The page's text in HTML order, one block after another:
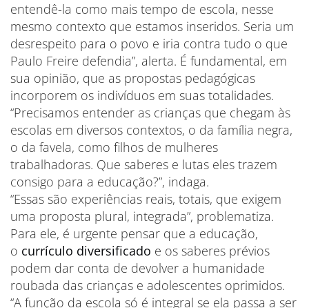
entendê-la como mais tempo de escola, nesse
mesmo contexto que estamos inseridos. Seria um
desrespeito para o povo e iria contra tudo o que
Paulo Freire defendia”, alerta. É fundamental, em
sua opinião, que as propostas pedagógicas
incorporem os indivíduos em suas totalidades.
“Precisamos entender as crianças que chegam às
escolas em diversos contextos, o da família negra,
o da favela, como filhos de mulheres
trabalhadoras. Que saberes e lutas eles trazem
consigo para a educação?”, indaga.
“Essas são experiências reais, totais, que exigem
uma proposta plural, integrada”, problematiza.
Para ele, é urgente pensar que a educação,
o currículo diversificado e os saberes prévios
podem dar conta de devolver a humanidade
roubada das crianças e adolescentes oprimidos.
“A função da escola só é integral se ela passa a ser